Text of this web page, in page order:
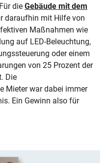
die Gebäude mit dem
daraufhin mit Hilfe von
Maßnahmen wie
auf LED-Beleuchtung,
oder einem
von 25 Prozent der
Die
Mieter war dabei immer
Ein Gewinn also für